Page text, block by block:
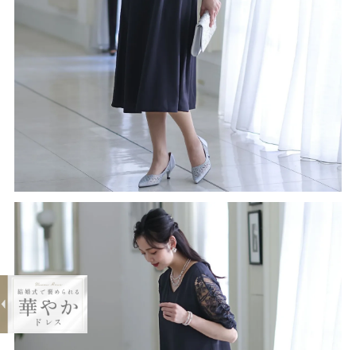
レースギャザースリーブワンピース
¥14,219
購入する